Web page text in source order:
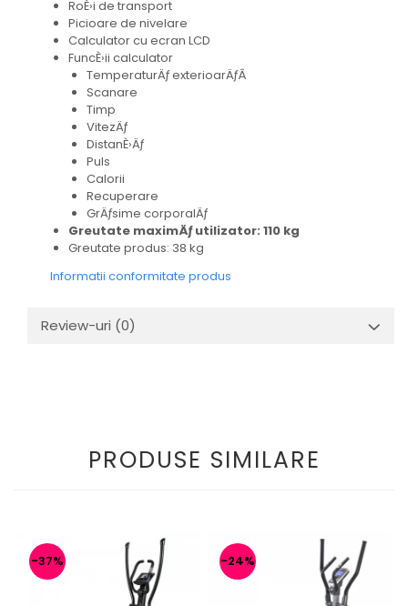
RoÈ›i de transport
Picioare de nivelare
Calculator cu ecran LCD
FuncÈ›ii calculator
TemperaturÄƒ exterioarÄƒÂ
Scanare
Timp
VitezÄƒ
DistanÈ›Äƒ
Puls
Calorii
Recuperare
GrÄƒsime corporalÄƒ
Greutate maximÄƒ utilizator: 110 kg
Greutate produs: 38 kg
Informatii conformitate produs
Review-uri (0)
PRODUSE SIMILARE
-37% -24%